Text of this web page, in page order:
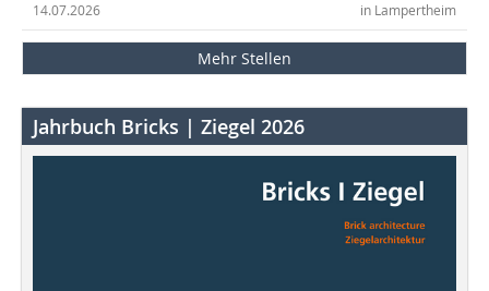
in Lampertheim
14.07.2026
Mehr Stellen
Jahrbuch Bricks | Ziegel 2026